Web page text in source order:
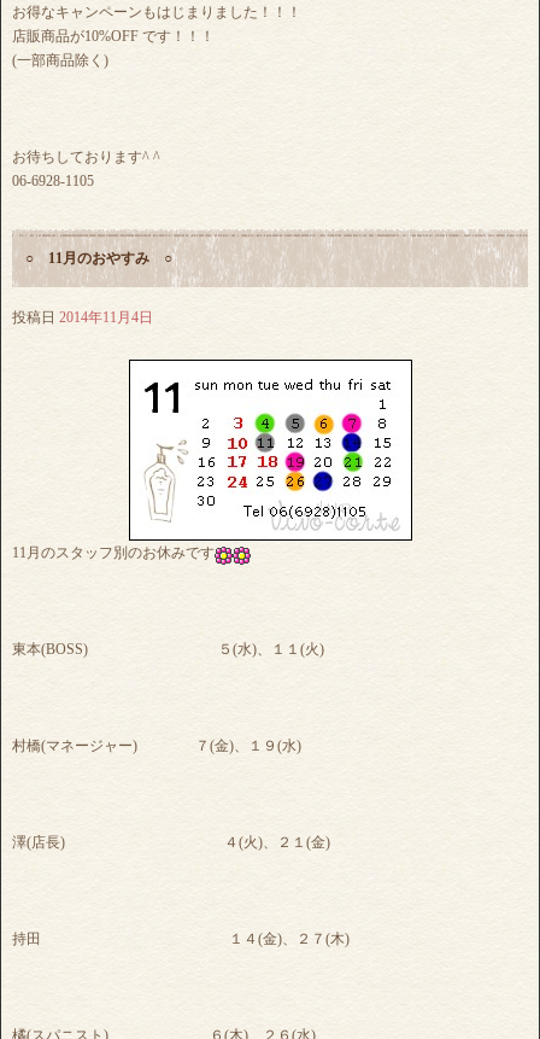
お得なキャンペーンもはじまりました！！！
店販商品が10%OFF です！！！
(一部商品除く)
お待ちしております^ ^
06-6928-1105
○ 11月のおやすみ ○
投稿日 2014年11月4日
11月のスタッフ別のお休みです
東本(BOSS) ５(水)、１１(火)
村橋(マネージャー) ７(金)、１９(水)
澤(店長) ４(火)、２１(金)
持田 １４(金)、２７(木)